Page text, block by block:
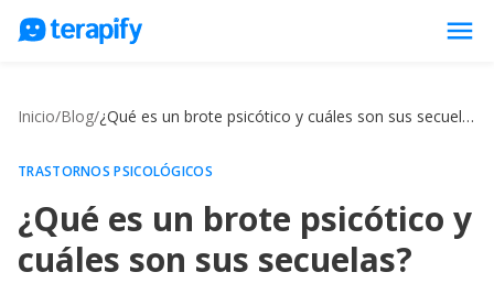
menu
Opiniones
Empresas
Preguntas frecuentes
Inicio/Blog/ ¿Qué es un brote psicótico y cuáles son sus secuelas?
TRASTORNOS PSICOLÓGICOS
¿Qué es un brote psicótico y
cuáles son sus secuelas?